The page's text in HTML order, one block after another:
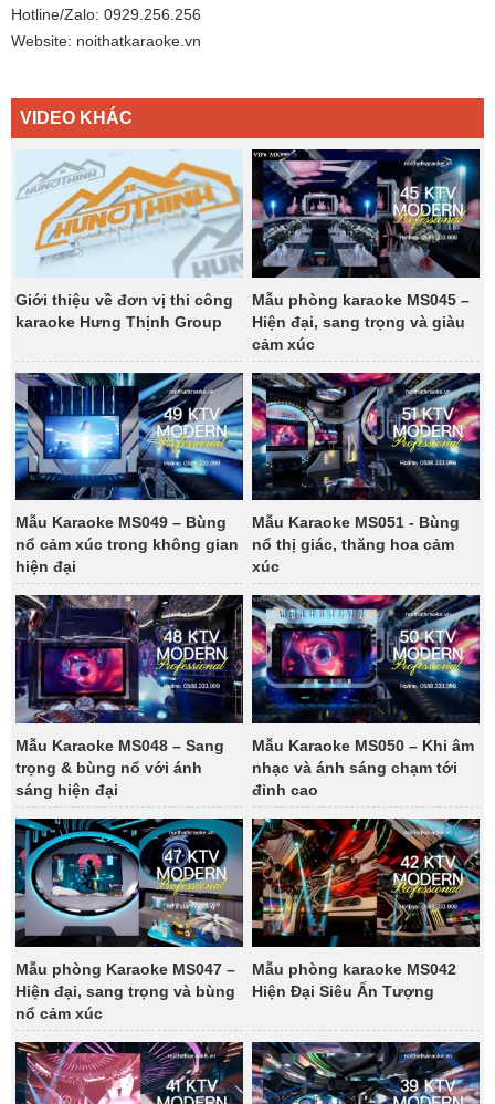
Hotline/Zalo: 0929.256.256
Website: noithatkaraoke.vn
VIDEO KHÁC
Giới thiệu về đơn vị thi công
karaoke Hưng Thịnh Group
Mẫu phòng karaoke MS045 –
Hiện đại, sang trọng và giàu
cảm xúc
Mẫu Karaoke MS049 – Bùng
nổ cảm xúc trong không gian
hiện đại
Mẫu Karaoke MS051 - Bùng
nổ thị giác, thăng hoa cảm
xúc
Mẫu Karaoke MS048 – Sang
trọng & bùng nổ với ánh
sáng hiện đại
Mẫu Karaoke MS050 – Khi âm
nhạc và ánh sáng chạm tới
đỉnh cao
Mẫu phòng Karaoke MS047 –
Hiện đại, sang trọng và bùng
nổ cảm xúc
Mẫu phòng karaoke MS042
Hiện Đại Siêu Ấn Tượng